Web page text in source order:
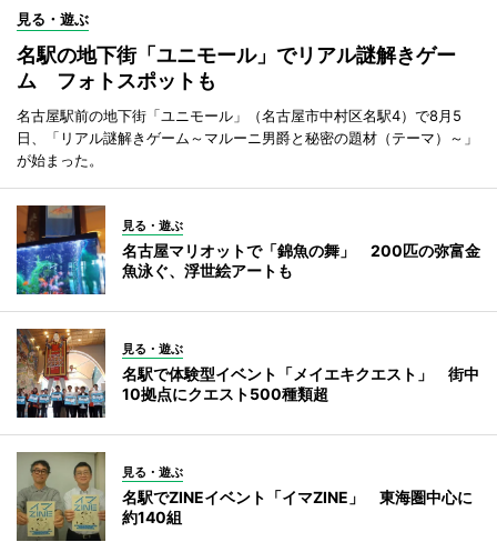
見る・遊ぶ
名駅の地下街「ユニモール」でリアル謎解きゲー
ム フォトスポットも
名古屋駅前の地下街「ユニモール」（名古屋市中村区名駅4）で8月5
日、「リアル謎解きゲーム～マルーニ男爵と秘密の題材（テーマ）～」
が始まった。
見る・遊ぶ
名古屋マリオットで「錦魚の舞」 200匹の弥富金
魚泳ぐ、浮世絵アートも
見る・遊ぶ
名駅で体験型イベント「メイエキクエスト」 街中
10拠点にクエスト500種類超
見る・遊ぶ
名駅でZINEイベント「イマZINE」 東海圏中心に
約140組